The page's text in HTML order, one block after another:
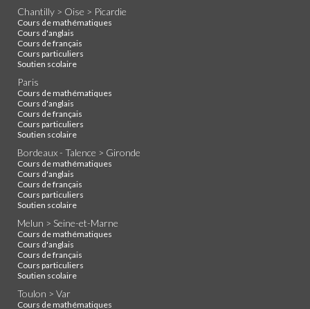
Chantilly > Oise > Picardie
Cours de mathématiques
Cours d'anglais
Cours de français
Cours particuliers
Soutien scolaire
Paris
Cours de mathématiques
Cours d'anglais
Cours de français
Cours particuliers
Soutien scolaire
Bordeaux - Talence > Gironde
Cours de mathématiques
Cours d'anglais
Cours de français
Cours particuliers
Soutien scolaire
Melun > Seine-et-Marne
Cours de mathématiques
Cours d'anglais
Cours de français
Cours particuliers
Soutien scolaire
Toulon > Var
Cours de mathématiques